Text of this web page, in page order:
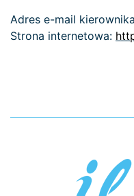
Adres e-mail
Strona internetowa: